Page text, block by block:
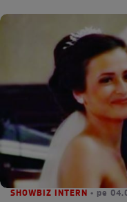
SHOWBIZ INTERN • pe